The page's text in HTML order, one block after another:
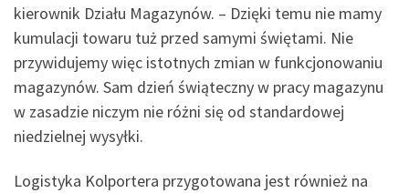
kierownik Działu Magazynów. – Dzięki temu nie mamy
kumulacji towaru tuż przed samymi świętami. Nie
przywidujemy więc istotnych zmian w funkcjonowaniu
magazynów. Sam dzień świąteczny w pracy magazynu
w zasadzie niczym nie różni się od standardowej
niedzielnej wysyłki.
Logistyka Kolportera przygotowana jest również na